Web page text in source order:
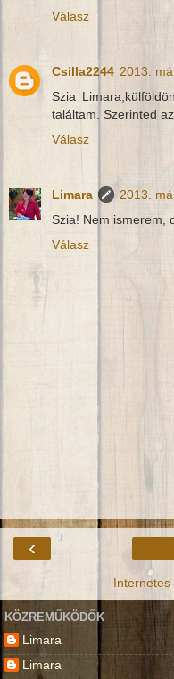
Válasz
Csilla2244 2013.
Szia
találtam. Szerinted
Válasz
Limara
2013.
Szia! Nem ismerem,
Válasz
‹
Internetes
KÖZREMŰKÖDŐK
Limara
Limara